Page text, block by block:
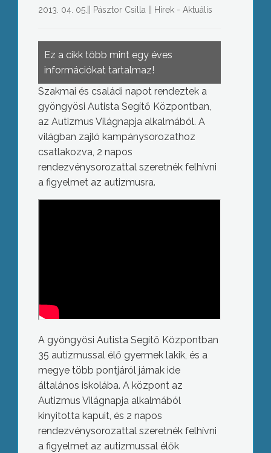
2013. 04. 05. Pásztor Csilla Hírek - Aktuális
Ez a cikk több mint egy éves
információkat tartalmaz!
Szakmai és családi napot rendeztek a
gyöngyösi Autista Segítő Központban,
az Autizmus Világnapja alkalmából. A
világban zajló kampánysorozathoz
csatlakozva, 2 napos
rendezvénysorozattal szeretnék felhívni
a figyelmet az autizmusra.
A gyöngyösi Autista Segítő Központban
35 autizmussal élő gyermek lakik, és a
megye több pontjáról járnak ide
általános iskolába. A központ az
Autizmus Világnapja alkalmából
kinyitotta kapuit, és 2 napos
rendezvénysorozattal szeretnék felhívni
a figyelmet az autizmussal élők